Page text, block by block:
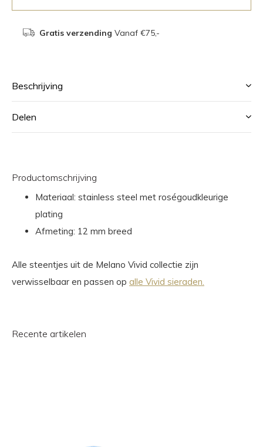
Gratis verzending Vanaf €75,-
Beschrijving
Delen
Productomschrijving
Materiaal: stainless steel met roségoudkleurige
plating
Afmeting: 12 mm breed
Alle steentjes uit de Melano Vivid collectie zijn
verwisselbaar en passen op alle Vivid sieraden.
Recente artikelen